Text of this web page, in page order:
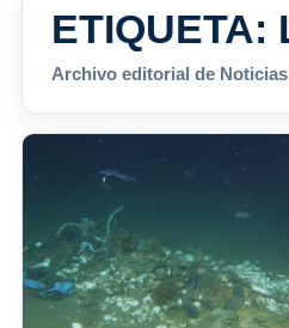
ETIQUETA:
Archivo editorial de